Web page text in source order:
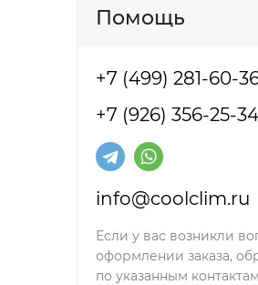
Помощь
+7 (499) 281-60-
+7 (926) 356-25-34
info@coolclim.ru
Если у вас возникли
оформлении заказа,
по указанным